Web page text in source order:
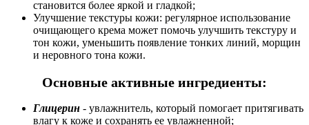
становится более яркой и гладкой;
Улучшение текстуры кожи: регулярное использование
очищающего крема может помочь улучшить текстуру и
тон кожи, уменьшить появление тонких линий, морщин
и неровного тона кожи.
Основные активные ингредиенты:
Глицерин - увлажнитель, который помогает притягивать
влагу к коже и сохранять ее увлажненной;